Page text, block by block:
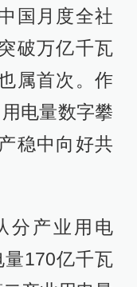
国月度全社
破万亿千瓦
属首次。作
电量数字攀
稳中向好共
分产业用电
170亿千瓦